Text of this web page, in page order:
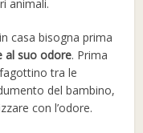
animali.
casa bisogna prima
al suo odore. Prima
tra le
del bambino,
con l’odore.